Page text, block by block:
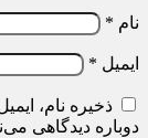
نام *
ایمیل *
ذخیره نام،
دوباره دیدگاهی